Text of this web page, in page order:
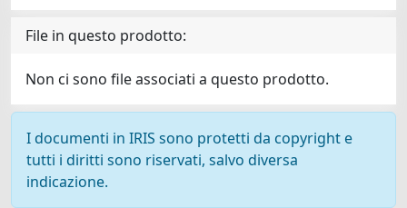
File in questo prodotto:
Non ci sono file associati a questo prodotto.
I documenti in IRIS sono protetti da copyright e
tutti i diritti sono riservati, salvo diversa
indicazione.